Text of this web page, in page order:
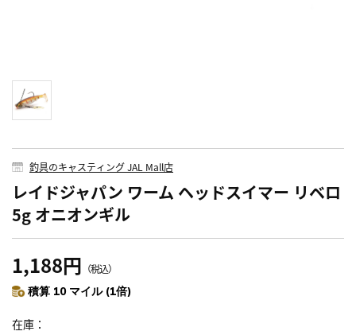
釣具のキャスティング JAL Mall店
レイドジャパン ワーム ヘッドスイマー リベロ
5g オニオンギル
1,188円 （税込）
積算 10 マイル (1倍)
在庫